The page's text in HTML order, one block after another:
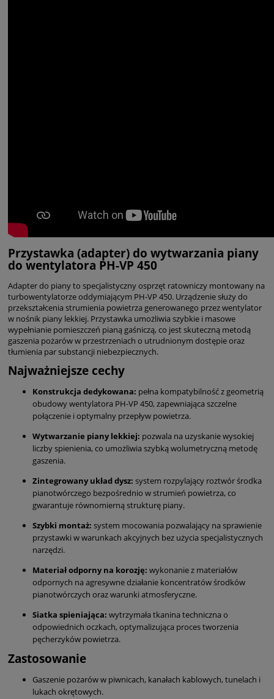
Przystawka (adapter) do wytwarzania piany
do wentylatora PH-VP 450
Adapter do piany to specjalistyczny osprzęt ratowniczy montowany na
turbowentylatorze oddymiającym PH-VP 450. Urządzenie służy do
przekształcenia strumienia powietrza generowanego przez wentylator
w nośnik piany lekkiej. Przystawka umożliwia szybkie i masowe
wypełnianie pomieszczeń pianą gaśniczą, co jest skuteczną metodą
gaszenia pożarów w przestrzeniach o utrudnionym dostępie oraz
tłumienia par substancji niebezpiecznych.
Najważniejsze cechy
Konstrukcja dedykowana: pełna kompatybilność z geometrią
obudowy wentylatora PH-VP 450, zapewniająca szczelne
połączenie i optymalny przepływ powietrza.
Wytwarzanie piany lekkiej: pozwala na uzyskanie wysokiej
liczby spienienia, co umożliwia szybką wolumetryczną metodę
gaszenia.
Zintegrowany układ dysz: system rozpylający roztwór środka
pianotwórczego bezpośrednio w strumień powietrza, co
gwarantuje równomierną strukturę piany.
Szybki montaż: system mocowania pozwalający na sprawienie
przystawki w warunkach akcyjnych bez użycia specjalistycznych
narzędzi.
Materiał odporny na korozję: wykonanie z materiałów
odpornych na agresywne działanie koncentratów środków
pianotwórczych oraz warunki atmosferyczne.
Siatka spieniająca: wytrzymała tkanina techniczna o
odpowiednich oczkach, optymalizująca proces tworzenia
pęcherzyków powietrza.
Zastosowanie
Gaszenie pożarów w piwnicach, kanałach kablowych, tunelach i
lukach okrętowych.